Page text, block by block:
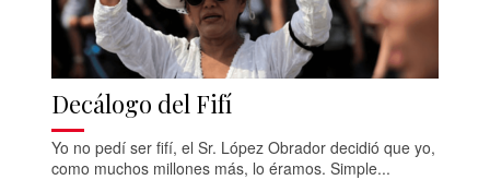
Decálogo del Fifí
Yo no pedí ser fifí, el Sr. López Obrador decidió que yo,
como muchos millones más, lo éramos. Simple...